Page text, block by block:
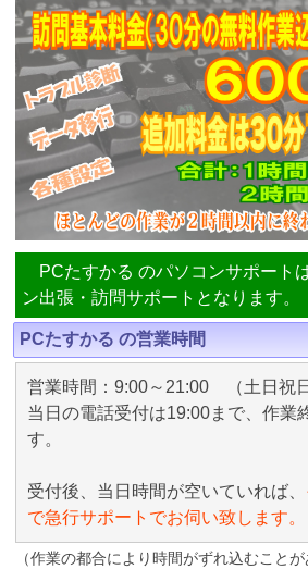
PCたすかる のパソコンサポート
ン出張・訪問サポートとなります。
PCたすかる の営業時間
営業時間：9:00～21:00 （土日祝日
当日の電話受付は19:00まで、作業
す。
受付後、当日時間が空いていれば、
で急行サポートでお伺い致します。
（作業の都合により時間がずれ込むことが